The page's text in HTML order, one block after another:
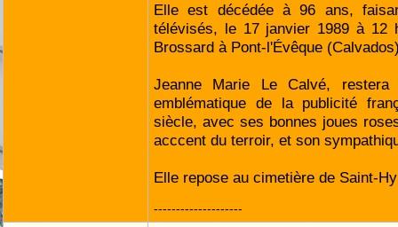
Elle est décédée à 96 ans,
télévisés, le 17 janvier 1989 à
Brossard à Pont-l'Évêque
Jeanne Marie Le Calvé, restera
emblématique de la publicité
siècle, avec ses bonnes joues
acccent du terroir, et son
Elle repose au cimetière de Saint-
--------------------